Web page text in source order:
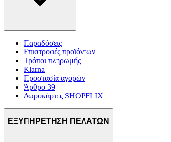
Παραδόσεις
Επιστροφές προϊόντων
Τρόποι πληρωμής
Klarna
Προστασία αγορών
Άρθρο 39
Δωροκάρτες SHOPFLIX
ΕΞΥΠΗΡΕΤΗΣΗ ΠΕΛΑΤΩΝ